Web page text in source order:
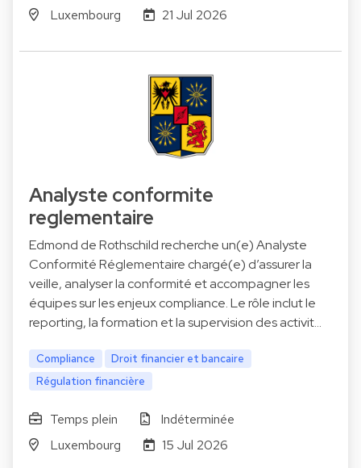
Luxembourg
21 Jul 2026
Analyste conformite
reglementaire
Edmond de Rothschild recherche un(e) Analyste
Conformité Réglementaire chargé(e) d’assurer la
veille, analyser la conformité et accompagner les
équipes sur les enjeux compliance. Le rôle inclut le
reporting, la formation et la supervision des activit…
Compliance
Droit financier et bancaire
Régulation financière
Temps plein
Indéterminée
Luxembourg
15 Jul 2026